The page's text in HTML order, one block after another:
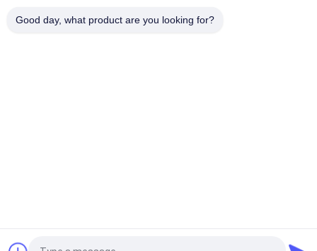
moléculaire d'utilisation industrielle
Good day, what product are you looking for?